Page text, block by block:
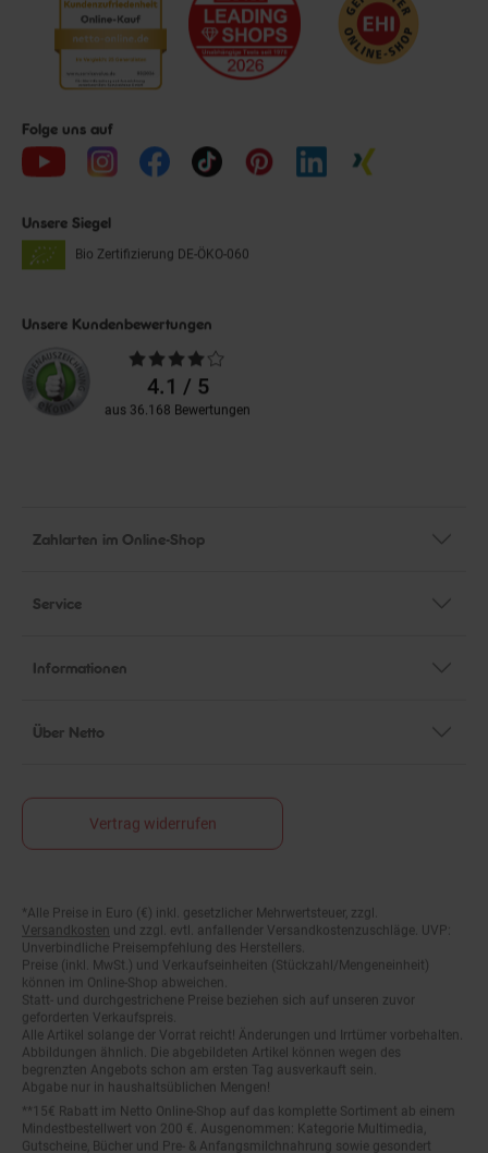
Folge uns auf
Unsere Siegel
Bio Zertifizierung DE-ÖKO-060
Unsere Kundenbewertungen
Durchschnittliche
Bewertungen4.1 / 5
aus 36.168 Bewertungen
Zahlarten im Online-Shop
Service
Informationen
Über Netto
Vertrag widerrufen
Fußnoten
Versandkosten und zzgl. evtl. anfallender Versandkostenzuschläge. UVP:
Unverbindliche Preisempfehlung des Herstellers.
Preise (inkl. MwSt.) und Verkaufseinheiten (Stückzahl/Mengeneinheit)
können im Online-Shop abweichen.
Statt- und durchgestrichene Preise beziehen sich auf unseren zuvor
geforderten Verkaufspreis.
Alle Artikel solange der Vorrat reicht! Änderungen und Irrtümer vorbehalten.
Abbildungen ähnlich. Die abgebildeten Artikel können wegen des
begrenzten Angebots schon am ersten Tag ausverkauft sein.
Abgabe nur in haushaltsüblichen Mengen!
Mindestbestellwert von 200 €. Ausgenommen: Kategorie Multimedia,
Gutscheine, Bücher und Pre- & Anfangsmilchnahrung sowie gesondert